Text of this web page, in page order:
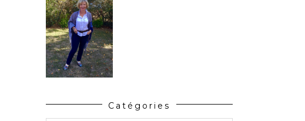
Catégories